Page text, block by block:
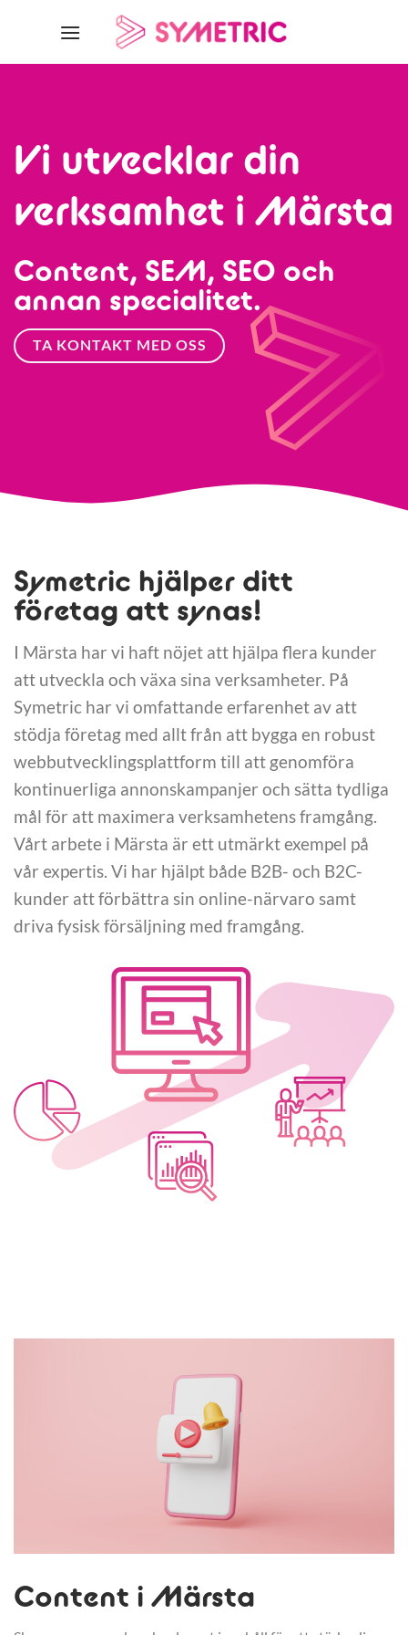
Vi utvecklar din
verksamhet i Märsta
Content, SEM, SEO och
annan specialitet.
TA KONTAKT MED OSS
Symetric hjälper ditt
företag att synas!
I Märsta har vi haft nöjet att hjälpa flera kunder
att utveckla och växa sina verksamheter. På
Symetric har vi omfattande erfarenhet av att
stödja företag med allt från att bygga en robust
webbutvecklingsplattform till att genomföra
kontinuerliga annonskampanjer och sätta tydliga
mål för att maximera verksamhetens framgång.
Vårt arbete i Märsta är ett utmärkt exempel på
vår expertis. Vi har hjälpt både B2B- och B2C-
kunder att förbättra sin online-närvaro samt
driva fysisk försäljning med framgång.
Content i Märsta